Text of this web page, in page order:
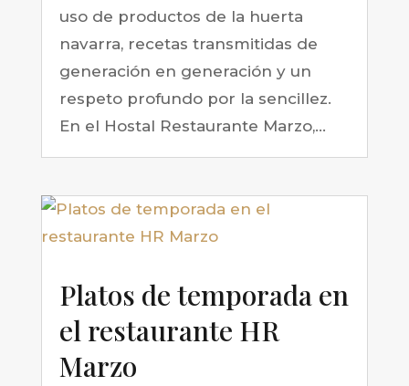
uso de productos de la huerta
navarra, recetas transmitidas de
generación en generación y un
respeto profundo por la sencillez.
En el Hostal Restaurante Marzo,...
Platos de temporada en
el restaurante HR
Marzo